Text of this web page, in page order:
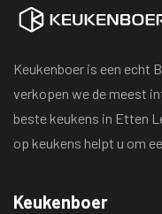
Keukenboer is een echt
verkopen we de meest
beste keukens in Etten
op keukens helpt u om
Keukenboer